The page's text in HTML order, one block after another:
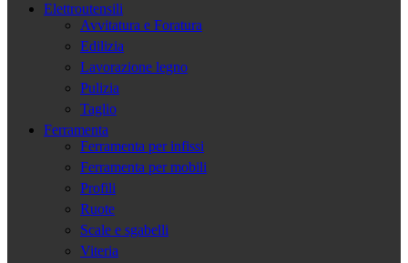
Elettroutensili
Avvitatura e Foratura
Edilizia
Lavorazione legno
Pulizia
Taglio
Ferramenta
Ferramenta per infissi
Ferramenta per mobili
Profili
Ruote
Scale e sgabelli
Viteria